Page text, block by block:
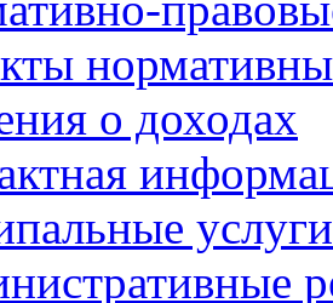
о доходах
услуги